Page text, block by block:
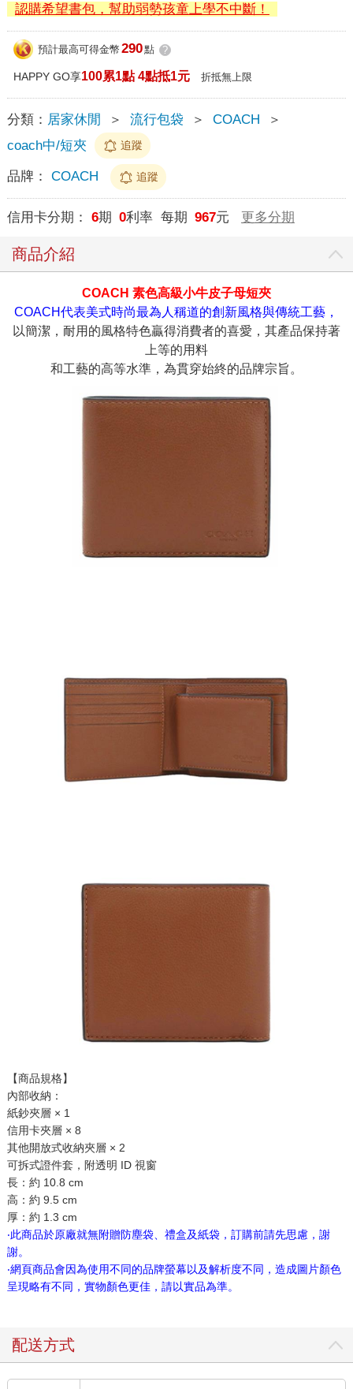
認購希望書包，幫助弱勢孩童上學不中斷！
預計最高可得金幣 290點 ?
HAPPY GO享100累1點 4點抵1元 折抵無上限
分類： 居家休閒 ＞ 流行包袋 ＞ COACH
＞
coach中/短夾
追蹤
品牌： COACH 追蹤
信用卡分期： 6期 0利率 每期 967元 更多分期
商品介紹
COACH 素色高級小牛皮子母短夾
COACH代表美式時尚最為人稱道的創新風格與傳統工藝，
以簡潔，耐用的風格特色贏得消費者的喜愛，其產品保持著
上等的用料
和工藝的高等水準，為貫穿始終的品牌宗旨。
【商品規格】
內部收納：
紙鈔夾層 × 1
信用卡夾層 × 8
其他開放式收納夾層 × 2
可拆式證件套，附透明 ID 視窗
長：約 10.8 cm
高：約 9.5 cm
厚：約 1.3 cm
‧此商品於原廠就無附贈防塵袋、禮盒及紙袋，訂購前請先思慮，謝
謝。
‧網頁商品會因為使用不同的品牌螢幕以及解析度不同，造成圖片顏色
呈現略有不同，實物顏色更佳，請以實品為準。
配送方式